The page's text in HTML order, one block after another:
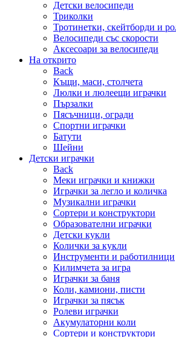
Детски велосипеди
Триколки
Тротинетки, скейтборди и
Велосипеди със скорости
Аксесоари за велосипеди
На открито
Back
Къщи, маси, столчета
Люлки и люлеещи играчки
Пързалки
Пясъчници, огради
Спортни играчки
Батути
Шейни
Детски играчки
Back
Меки играчки и книжки
Играчки за легло и количка
Музикални играчки
Сортери и конструктори
Образователни играчки
Детски кукли
Колички за кукли
Инструменти и работилници
Килимчета за игра
Играчки за баня
Коли, камиони, писти
Играчки за пясък
Ролеви играчки
Акумулаторни коли
Сортери и конструктори